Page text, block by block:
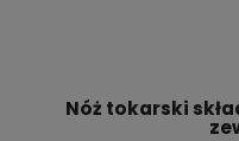
Nóż tokarski